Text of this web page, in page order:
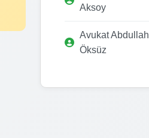
Aksoy
Avukat Abdullah
Öksüz